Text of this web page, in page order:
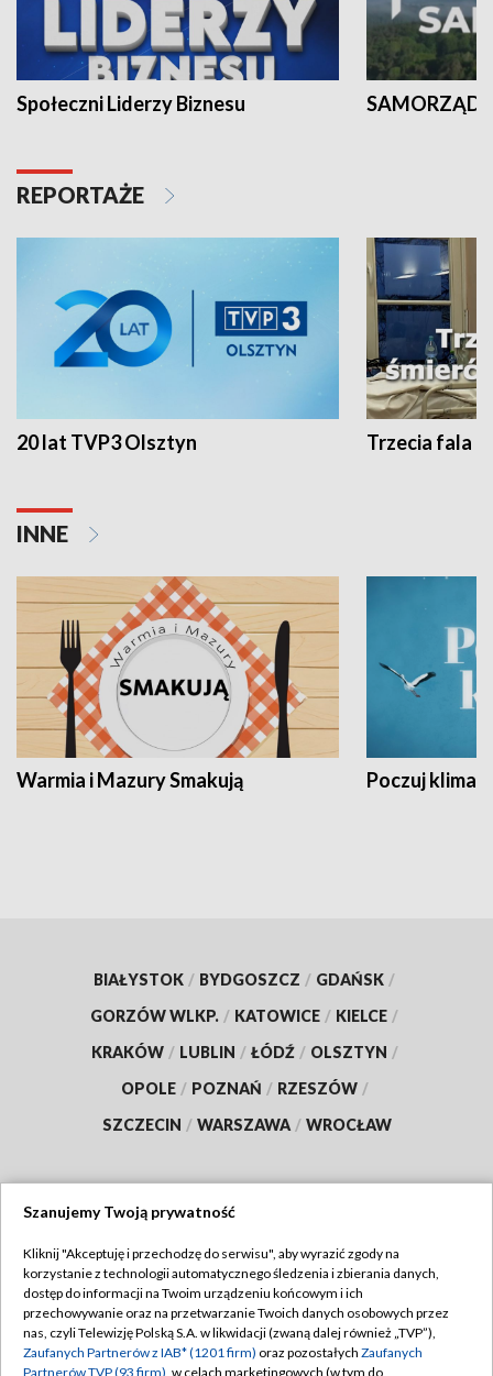
Społeczni Liderzy Biznesu SAMORZĄD
REPORTAŻE
20 lat TVP3 Olsztyn Trzecia fala -
INNE
Warmia i Mazury Smakują Poczuj klimat
BIAŁYSTOK / BYDGOSZCZ / GDAŃSK /
GORZÓW WLKP. / KATOWICE / KIELCE /
KRAKÓW / LUBLIN / ŁÓDŹ / OLSZTYN /
OPOLE / POZNAŃ / RZESZÓW /
SZCZECIN / WARSZAWA / WROCŁAW
TVP
Abonament TVP
Emisja w TVP
Regulamin TVP
Polityka prywatności
Szanujemy Twoją prywatność
Kliknij "Akceptuję i przechodzę do serwisu", aby wyrazić zgody na
korzystanie z technologii automatycznego śledzenia i zbierania danych,
dostęp do informacji na Twoim urządzeniu końcowym i ich
przechowywanie oraz na przetwarzanie Twoich danych osobowych przez
nas, czyli Telewizję Polską S.A. w likwidacji (zwaną dalej również „TVP”),
Zaufanych Partnerów z IAB* (1201 firm) oraz pozostałych Zaufanych
Partnerów TVP (93 firm) , w celach marketingowych (w tym do